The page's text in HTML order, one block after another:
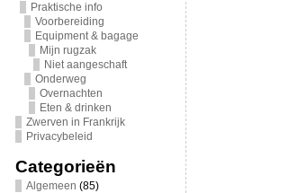
Praktische info
Voorbereiding
Equipment & bagage
Mijn rugzak
Niet aangeschaft
Onderweg
Overnachten
Eten & drinken
Zwerven in Frankrijk
Privacybeleid
Categorieën
Algemeen (85)